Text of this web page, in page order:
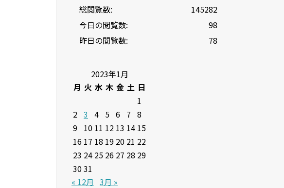
145282
総閲覧数:
98
今日の閲覧数:
78
昨日の閲覧数:
2023年1月
月 火 水 木 金 土 日
1
2 3 4 5 6 7 8
9 10 11 12 13 14 15
16 17 18 19 20 21 22
23 24 25 26 27 28 29
3031
« 12月 3月 »